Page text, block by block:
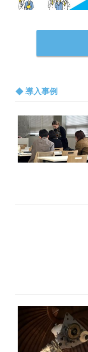
導入事例